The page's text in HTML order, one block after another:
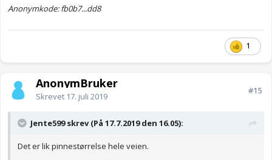
Anonymkode: fb0b7...dd8
1
AnonymBruker
Skrevet 17. juli 2019
#15
Jente599 skrev (På 17.7.2019 den 16.05):
Det er lik pinnestørrelse hele veien.